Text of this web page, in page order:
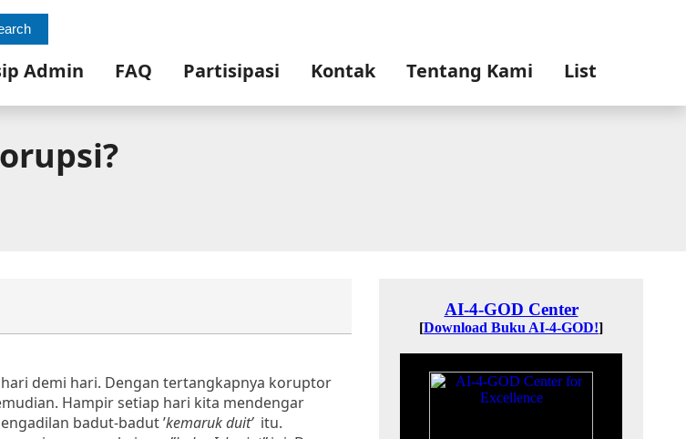
Admin FAQ Partisipasi Kontak Tentang Kami List
demi hari. Dengan tertangkapnya koruptor
Hampir setiap hari kita mendengar
badut-badut ’kemaruk duit’ itu.